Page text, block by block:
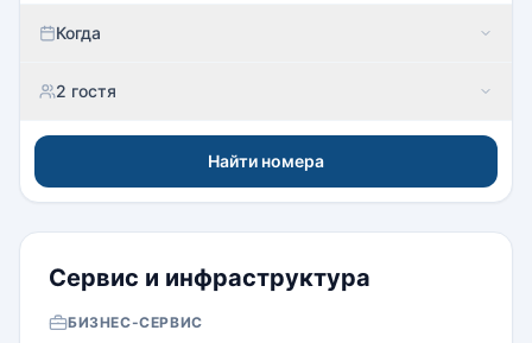
Когда
2 гостя
Найти номера
Сервис и инфраструктура
БИЗНЕС-СЕРВИС